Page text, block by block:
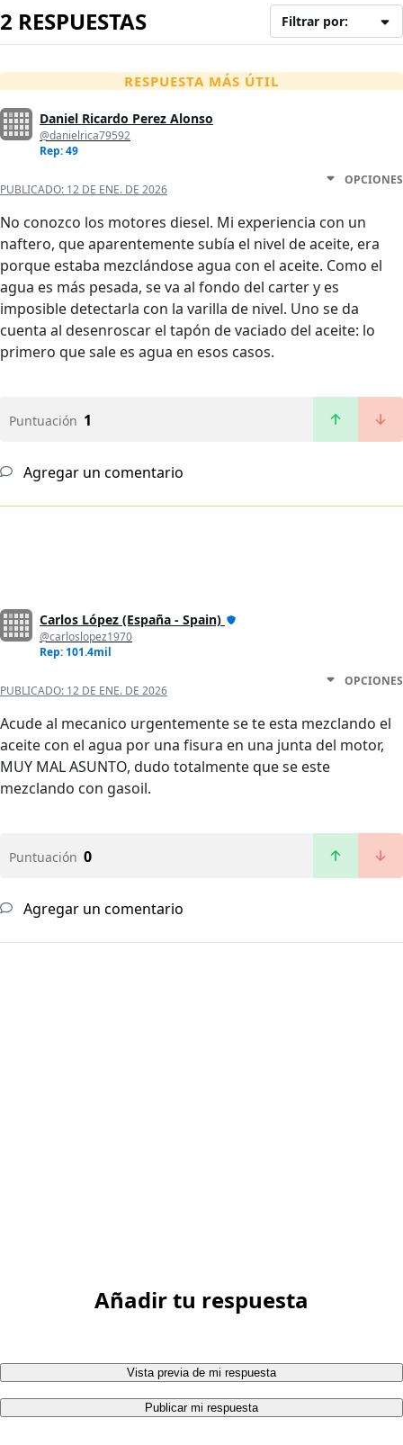
2 RESPUESTAS Filtrar por:
RESPUESTA MÁS ÚTIL
Daniel Ricardo Perez Alonso
@danielrica79592
Rep: 49
PUBLICADO: 12 DE ENE. DE 2026
OPCIONES
No conozco los motores diesel. Mi experiencia con un
naftero, que aparentemente subía el nivel de aceite, era
porque estaba mezclándose agua con el aceite. Como el
agua es más pesada, se va al fondo del carter y es
imposible detectarla con la varilla de nivel. Uno se da
cuenta al desenroscar el tapón de vaciado del aceite: lo
primero que sale es agua en esos casos.
Puntuación 1
Agregar un comentario
Carlos López (España - Spain)
@carloslopez1970
Rep: 101.4mil
PUBLICADO: 12 DE ENE. DE 2026
OPCIONES
Acude al mecanico urgentemente se te esta mezclando el
aceite con el agua por una fisura en una junta del motor,
MUY MAL ASUNTO, dudo totalmente que se este
mezclando con gasoil.
Puntuación 0
Agregar un comentario
Añadir tu respuesta
Vista previa de mi respuesta
Publicar mi respuesta